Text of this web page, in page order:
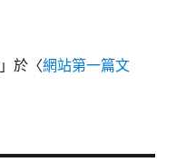
」於〈網站第一篇文